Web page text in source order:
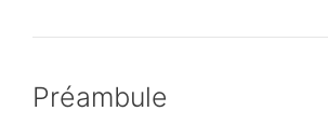
Préambule